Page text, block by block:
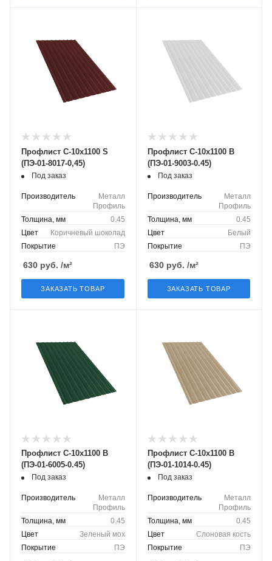
Профлист С-10х1100 S
(ПЭ-01-8017-0,45)
Под заказ
Производитель
Металл
Профиль
Толщина, мм
0.45
Цвет
Коричневый шоколад
Покрытие
ПЭ
630 руб. /м²
ЗАКАЗАТЬ ТОВАР
Профлист С-10х1100 B
(ПЭ-01-9003-0.45)
Под заказ
Производитель
Металл
Профиль
Толщина, мм
0.45
Цвет
Белый
Покрытие
ПЭ
630руб. /м²
ЗАКАЗАТЬ ТОВАР
Профлист С-10х1100 B
(ПЭ-01-6005-0.45)
Под заказ
Производитель
Металл
Профиль
Толщина, мм
0.45
Цвет
Зеленый мох
Покрытие
ПЭ
Профлист С-10х1100 B
(ПЭ-01-1014-0.45)
Под заказ
Производитель
Металл
Профиль
Толщина, мм
0.45
Цвет
Слоновая кость
Покрытие
ПЭ